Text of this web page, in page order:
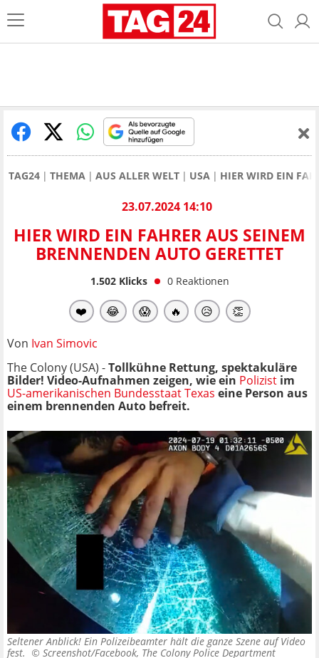
TAG24 THEMA AUS ALLER WELT USA HIER WIRD EIN
23.07.2024 14:10
HIER WIRD EIN FAHRER AUS SEINEM
BRENNENDEN AUTO GERETTET
1.502Klicks 0 Reaktionen
❤️ 😂 😱 🔥 😥 👏
Von Ivan Simovic
The Colony (USA) -Tollkühne Rettung, spektakuläre
Bilder! Video-Aufnahmen zeigen, wie ein Polizist im
US-amerikanischen Bundesstaat Texas eine Person aus
einem brennenden Auto befreit.
Seltener Anblick! Ein Polizeibeamter hält die ganze Szene auf Video
fest. © Screenshot/Facebook, The Colony Police Department